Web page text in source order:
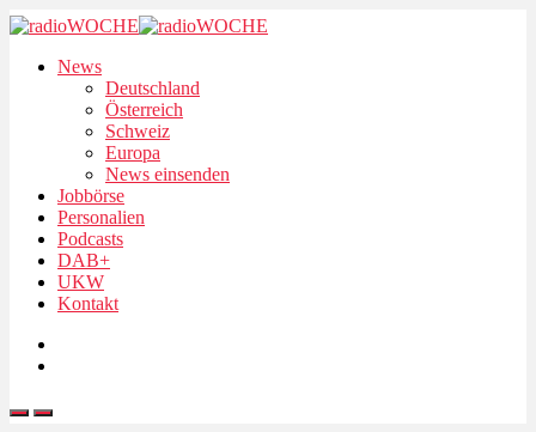
News
Deutschland
Österreich
Schweiz
Europa
News einsenden
Jobbörse
Personalien
Podcasts
DAB+
UKW
Kontakt